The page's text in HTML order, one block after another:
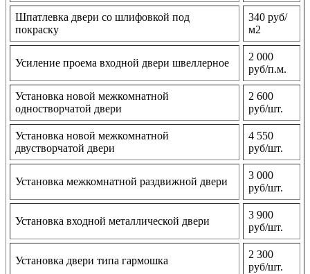
Шпатлевка двери со шлифовкой под
покраску
340 руб/
м2
Усиление проема входной двери швеллерное
2 000
руб/п.м.
Установка новой межкомнатной
одностворчатой двери
2 600
руб/шт.
Установка новой межкомнатной
двустворчатой двери
4 550
руб/шт.
Установка межкомнатной раздвижной двери
3 000
руб/шт.
Установка входной металлической двери
3 900
руб/шт.
Установка двери типа гармошка
2 300
руб/шт.